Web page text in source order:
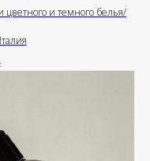
цветного и темного белья/